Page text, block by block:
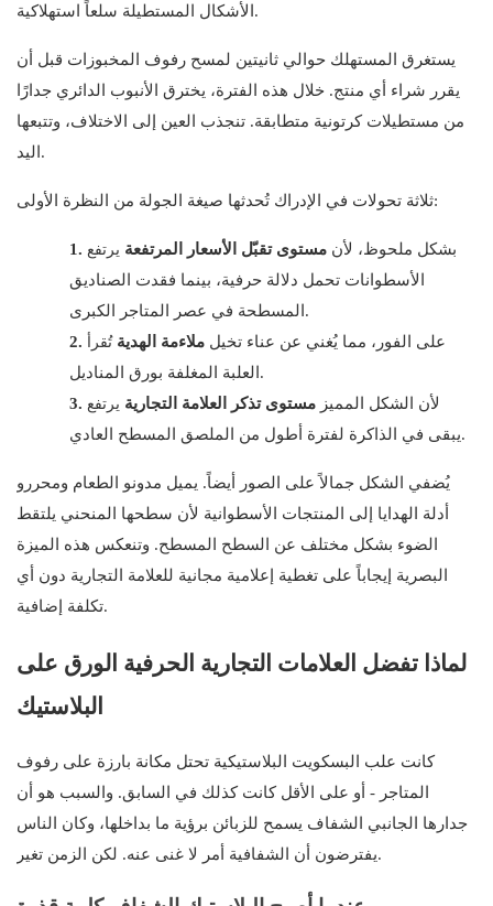
الأشكال المستطيلة سلعاً استهلاكية.
يستغرق المستهلك حوالي ثانيتين لمسح رفوف المخبوزات قبل أن
يقرر شراء أي منتج. خلال هذه الفترة، يخترق الأنبوب الدائري جدارًا
من مستطيلات كرتونية متطابقة. تنجذب العين إلى الاختلاف، وتتبعها
اليد.
ثلاثة تحولات في الإدراك تُحدثها صيغة الجولة من النظرة الأولى:
1. مستوى تقبّل الأسعار المرتفعة بشكل ملحوظ، لأن
الأسطوانات تحمل دلالة حرفية، بينما فقدت الصناديق
المسطحة في عصر المتاجر الكبرى.
2.
تُقرأ ملاءمة الهدية على الفور، مما يُغني عن عناء تخيل
العلبة المغلفة بورق المناديل.
3.
مستوى تذكر العلامة التجارية لأن الشكل المميز
يبقى في الذاكرة لفترة أطول من الملصق المسطح العادي.
يُضفي الشكل جمالاً على الصور أيضاً. يميل مدونو الطعام ومحررو
أدلة الهدايا إلى المنتجات الأسطوانية لأن سطحها المنحني يلتقط
الضوء بشكل مختلف عن السطح المسطح. وتنعكس هذه الميزة
البصرية إيجاباً على تغطية إعلامية مجانية للعلامة التجارية دون أي
تكلفة إضافية.
لماذا تفضل العلامات التجارية الحرفية الورق على
البلاستيك
كانت علب البسكويت البلاستيكية تحتل مكانة بارزة على رفوف
المتاجر - أو على الأقل كانت كذلك في السابق. والسبب هو أن
جدارها الجانبي الشفاف يسمح للزبائن برؤية ما بداخلها، وكان الناس
يفترضون أن الشفافية أمر لا غنى عنه. لكن الزمن تغير.